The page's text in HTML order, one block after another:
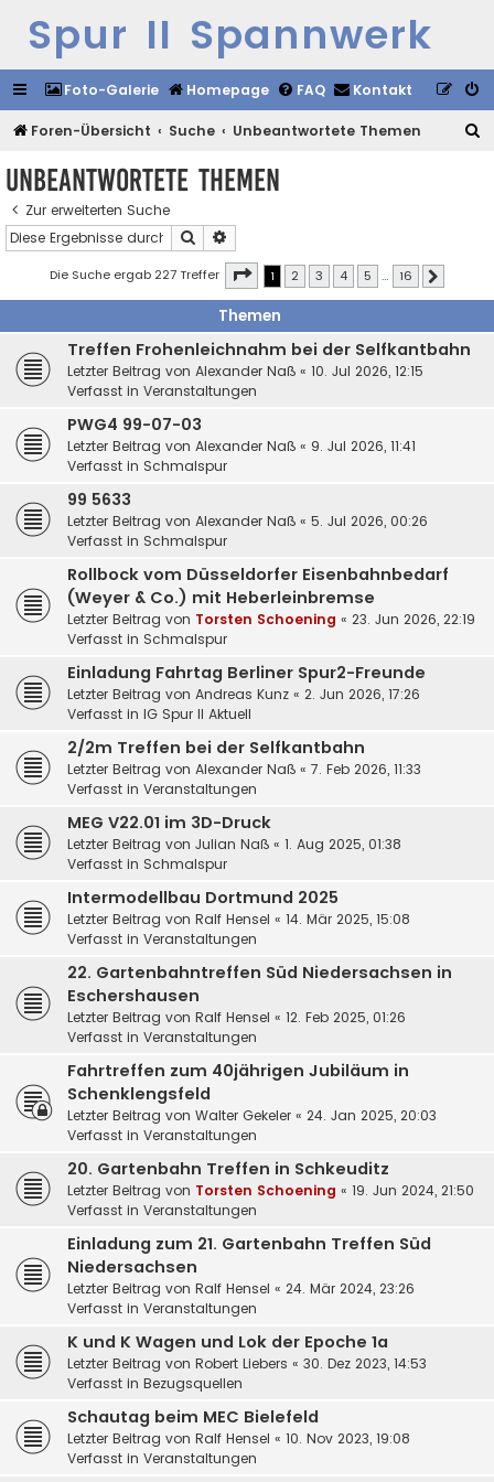
Spur II Spannwerk
Foto-Galerie Homepage FAQ Kontakt
Foren-Übersicht Suche Unbeantwortete Themen
Unbeantwortete Themen
Zur erweiterten Suche
Suche
Die Suche ergab 227 Treffer Seite von16
1 2 3 4 5 … 16
Themen
Treffen Frohenleichnahm bei der Selfkantbahn
Letzter Beitrag von Alexander Naß « 10. Jul 2026, 12:15
Verfasst in Veranstaltungen
PWG4 99-07-03
Letzter Beitrag von Alexander Naß « 9. Jul 2026, 11:41
Verfasst in Schmalspur
99 5633
Letzter Beitrag von Alexander Naß « 5. Jul 2026, 00:26
Verfasst in Schmalspur
Rollbock vom Düsseldorfer Eisenbahnbedarf
(Weyer & Co.) mit Heberleinbremse
Letzter Beitrag von Torsten Schoening « 23. Jun 2026, 22:19
Verfasst in Schmalspur
Einladung Fahrtag Berliner Spur2-Freunde
Letzter Beitrag von Andreas Kunz « 2. Jun 2026, 17:26
Verfasst in IG Spur II Aktuell
2/2m Treffen bei der Selfkantbahn
Letzter Beitrag von Alexander Naß « 7. Feb 2026, 11:33
Verfasst in Veranstaltungen
MEG V22.01 im 3D-Druck
Letzter Beitrag von Julian Naß « 1. Aug 2025, 01:38
Verfasst in Schmalspur
Intermodellbau Dortmund 2025
Letzter Beitrag von Ralf Hensel « 14. Mär 2025, 15:08
Verfasst in Veranstaltungen
22. Gartenbahntreffen Süd Niedersachsen in
Eschershausen
Letzter Beitrag von Ralf Hensel « 12. Feb 2025, 01:26
Verfasst in Veranstaltungen
Fahrtreffen zum 40jährigen Jubiläum in
Schenklengsfeld
Letzter Beitrag von Walter Gekeler « 24. Jan 2025, 20:03
Verfasst in Veranstaltungen
20. Gartenbahn Treffen in Schkeuditz
Letzter Beitrag von Torsten Schoening « 19. Jun 2024, 21:50
Verfasst in Veranstaltungen
Einladung zum 21. Gartenbahn Treffen Süd
Niedersachsen
Letzter Beitrag von Ralf Hensel « 24. Mär 2024, 23:26
Verfasst in Veranstaltungen
K und K Wagen und Lok der Epoche 1a
Letzter Beitrag von Robert Liebers « 30. Dez 2023, 14:53
Verfasst in Bezugsquellen
Schautag beim MEC Bielefeld
Letzter Beitrag von Ralf Hensel « 10. Nov 2023, 19:08
Verfasst in Veranstaltungen